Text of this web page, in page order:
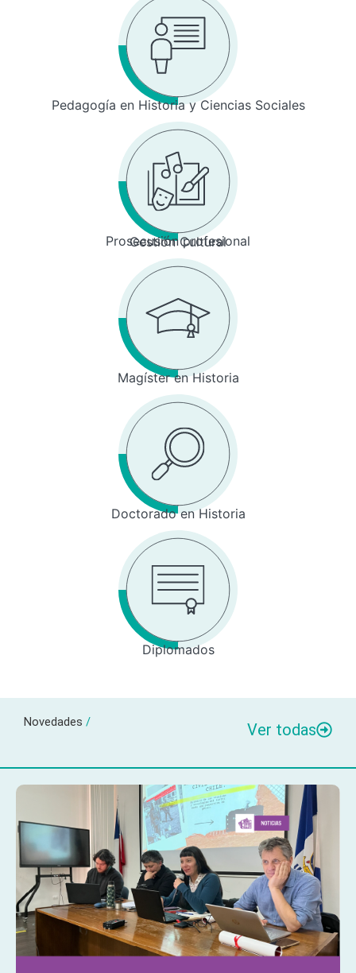
Pedagogía en Historia y Ciencias Sociales
Prosecusión profesional
Gestión Cultural
Magíster en Historia
Doctorado en Historia
Diplomados
Novedades / Ver todas